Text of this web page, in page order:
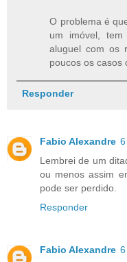
O problema é
um imóvel,
aluguel com os
poucos os casos
Responder
Fabio Alexandre
Lembrei de um
ou menos assim
pode ser perdido.
Responder
Fabio Alexandre